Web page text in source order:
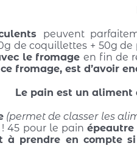
peuvent
de coquillettes + 50g
le fromageen fin de
fromage, est d’avoir
Le pain est un
(permet de classer les
! 45 pour le pain épeautre
à prendre en compte